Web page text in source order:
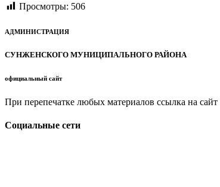
Просмотры: 506
АДМИНИСТРАЦИЯ
СУНЖЕНСКОГО МУНИЦИПАЛЬНОГО РАЙОНА
официальный сайт
При перепечатке любых материалов ссылка на сайт
Социальные сети